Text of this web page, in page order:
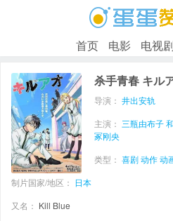
首页 电影 电视剧
杀手青春 キル
导演： 井出安轨
主演： 三瓶由布子
冢刚央
类型： 喜剧动作动
制片国家/地区： 日本
又名： Kill Blue